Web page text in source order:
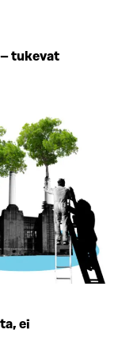
tukevat
ei